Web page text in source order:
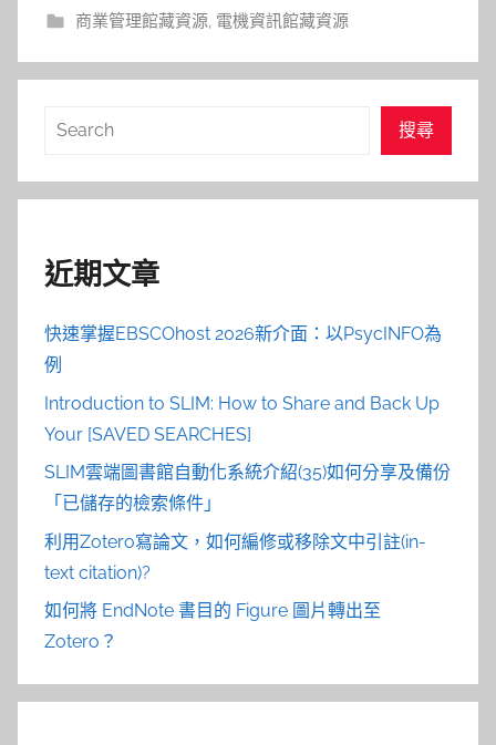
商業管理館藏資源, 電機資訊館藏資源
搜
搜尋
近期文章
快速掌握EBSCOhost 2026新介面：以PsycINFO為
例
Introduction to SLIM: How to Share and Back Up
Your [SAVED SEARCHES]
SLIM雲端圖書館自動化系統介紹(35)如何分享及備份
「已儲存的檢索條件」
利用Zotero寫論文，如何編修或移除文中引註(in-
text citation)?
如何將 EndNote 書目的 Figure 圖片轉出至
Zotero？